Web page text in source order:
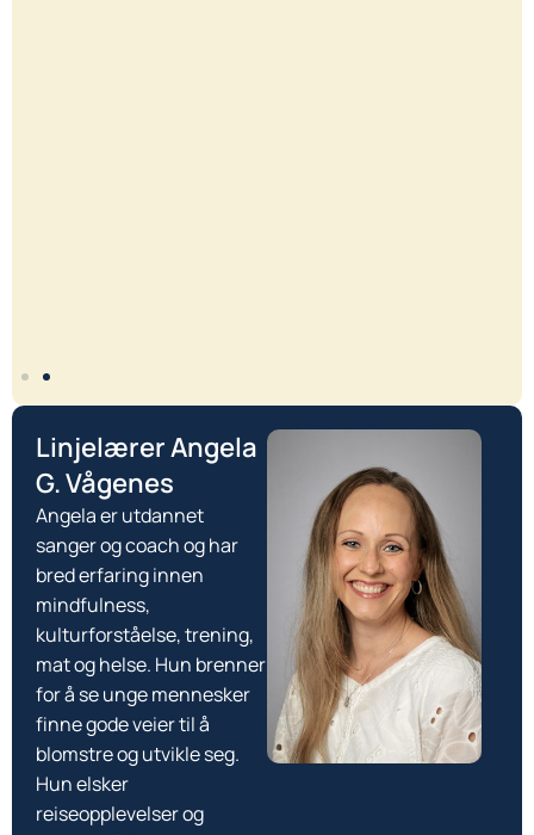
Linjelærer Angela
G. Vågenes
Angela er utdannet
sanger og coach og har
bred erfaring innen
mindfulness,
kulturforståelse, trening,
mat og helse. Hun brenner
for å se unge mennesker
finne gode veier til å
blomstre og utvikle seg.
Hun elsker
reiseopplevelser og